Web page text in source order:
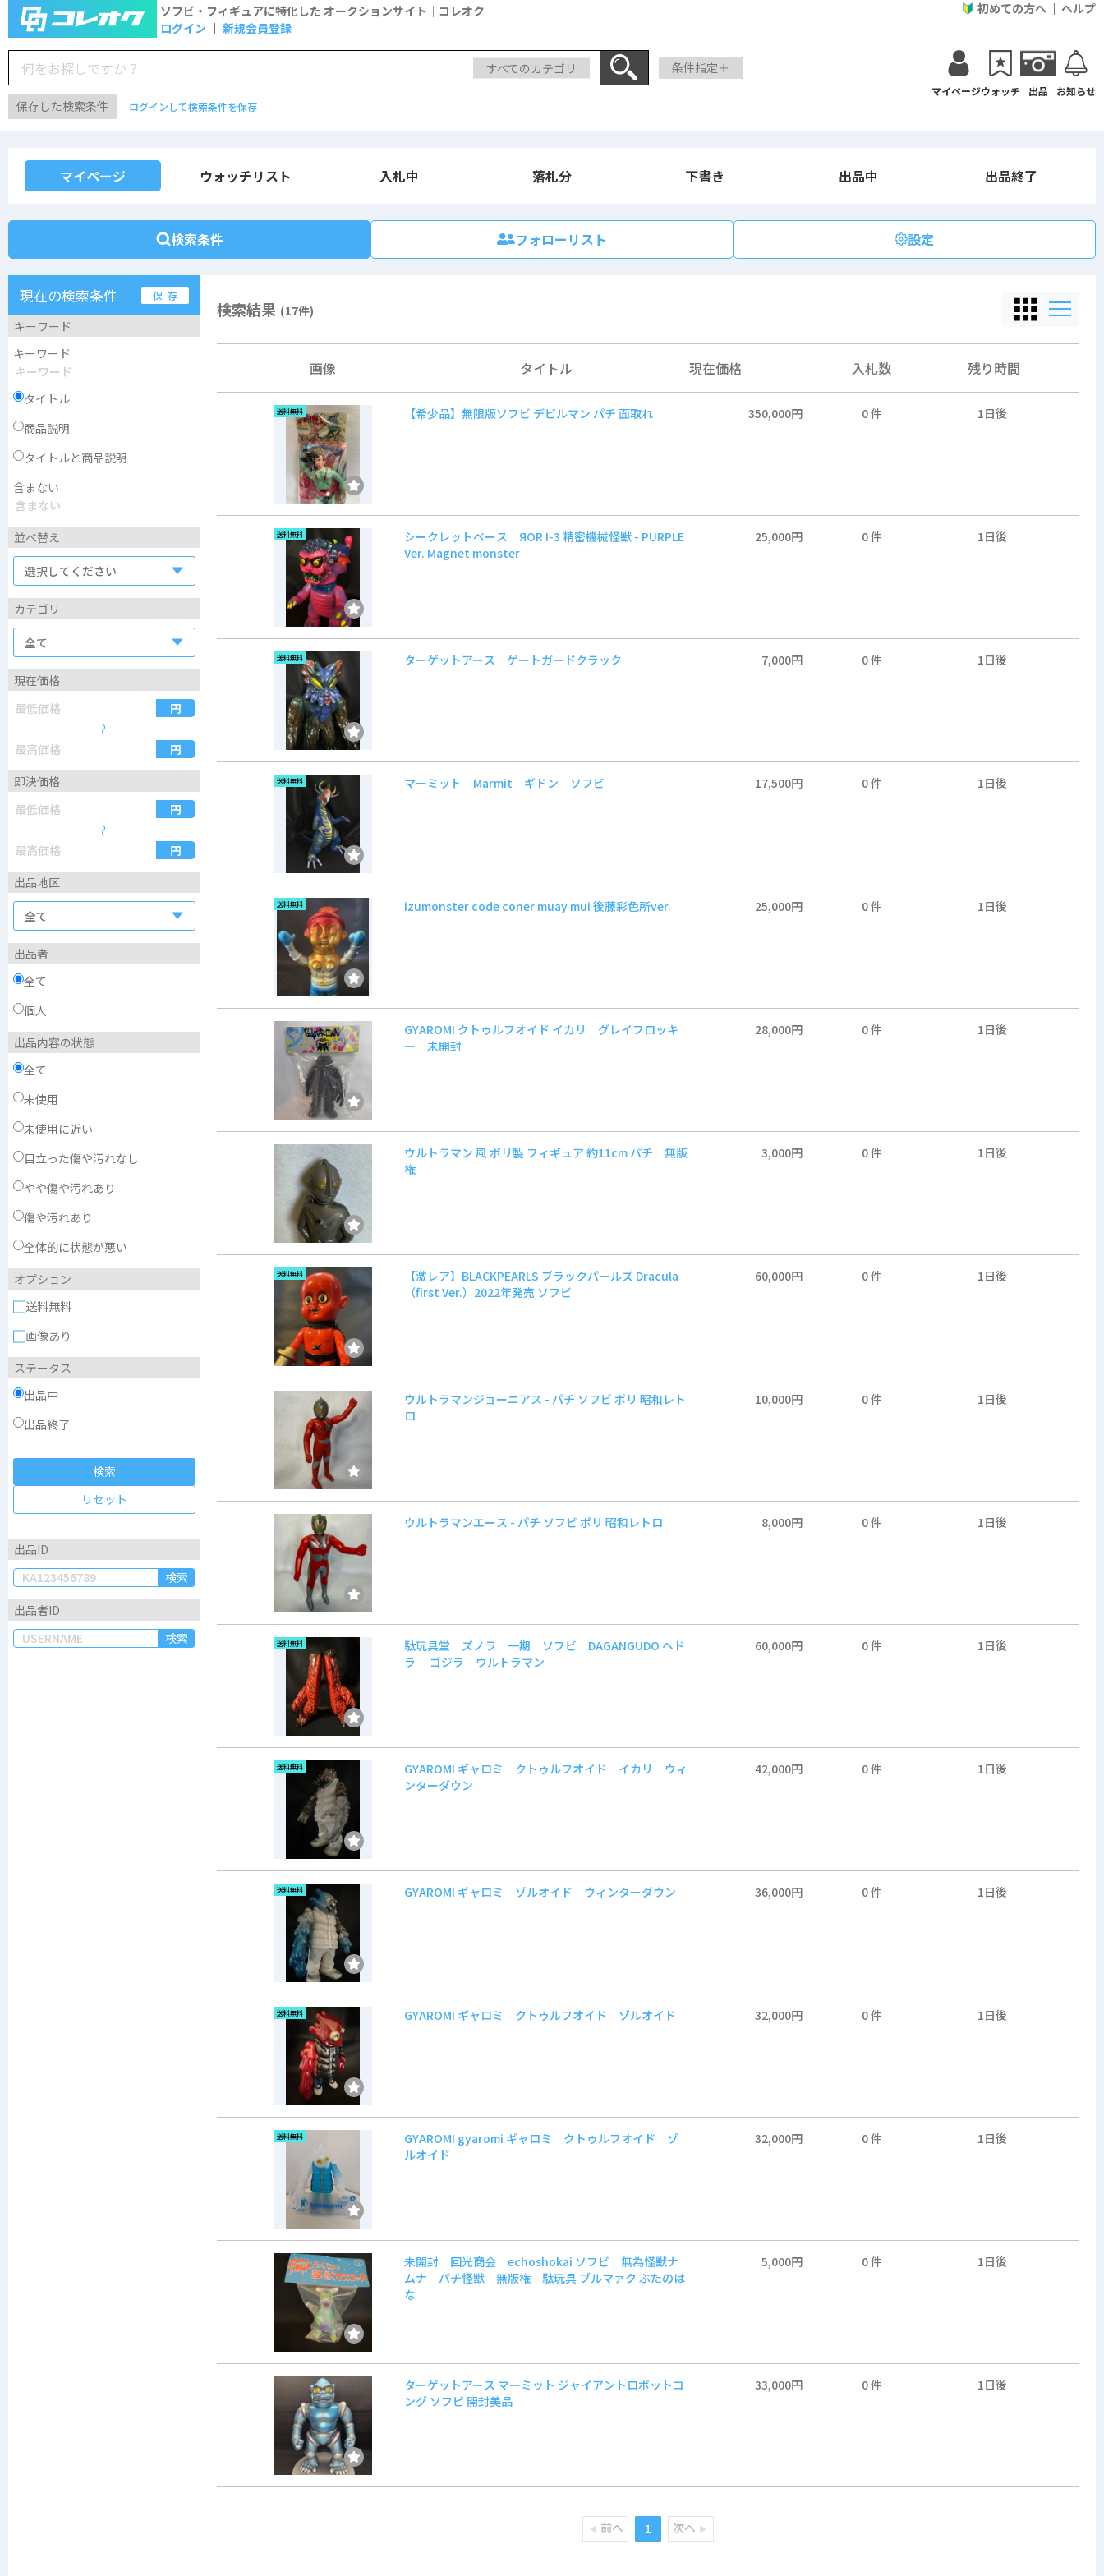
ソフビ・フィギュアに特化した オークションサイト｜コレオク
ログイン
新規会員登録
初めての方へ ヘルプ
すべてのカテゴリ 条件指定＋
保存した検索条件 ログインして検索条件を保存
マイページウォッチ 出品 お知らせ
マイページ ウォッチリスト 入札中 落札分 下書き 出品中 出品終了
検索条件 フォローリスト 設定
現在の検索条件 保 存
キーワード
キーワード
タイトル
商品説明
タイトルと商品説明
含まない
並べ替え
カテゴリ
現在価格
〜
即決価格
〜
出品地区
出品者
全て
個人
出品内容の状態
全て
未使用
未使用に近い
目立った傷や汚れなし
やや傷や汚れあり
傷や汚れあり
全体的に状態が悪い
オプション
送料無料
画像あり
ステータス
出品中
出品終了
リセット
検索
出品ID
検索
出品者ID
検索
検索結果 (17件)
画像 タイトル 現在価格 入札数 残り時間
送料無料 【希少品】無限版ソフビ デビルマン パチ 面取れ 350,000円 0 件 1日後
送料無料
シークレットベース ЯOR I-3 精密機械怪獣 - PURPLE
Ver. Magnet monster
25,000円 0 件 1日後
送料無料 ターゲットアース ゲートガードクラック 7,000円 0 件 1日後
送料無料 マーミット Marmit ギドン ソフビ 17,500円 0 件 1日後
送料無料 izumonster code coner muay mui 後藤彩色所ver. 25,000円 0 件 1日後
GYAROMI クトゥルフオイド イカリ グレイフロッキ
ー 未開封
28,000円 0 件 1日後
ウルトラマン 風 ポリ製 フィギュア 約11cm パチ 無版
権
3,000円 0 件 1日後
送料無料
【激レア】BLACKPEARLS ブラックパールズ Dracula
（first Ver.）2022年発売 ソフビ
60,000円 0 件 1日後
ウルトラマンジョーニアス - パチ ソフビ ポリ 昭和レト
ロ
10,000円 0 件 1日後
ウルトラマンエース - パチ ソフビ ポリ 昭和レトロ 8,000円 0 件 1日後
送料無料
駄玩具堂 ズノラ 一期 ソフビ DAGANGUDO ヘド
ラ ゴジラ ウルトラマン
60,000円 0 件 1日後
送料無料
GYAROMI ギャロミ クトゥルフオイド イカリ ウィ
ンターダウン
42,000円 0 件 1日後
送料無料 GYAROMI ギャロミ ゾルオイド ウィンターダウン 36,000円 0 件 1日後
送料無料 GYAROMI ギャロミ クトゥルフオイド ゾルオイド 32,000円 0 件 1日後
送料無料
GYAROMI gyaromi ギャロミ クトゥルフオイド ゾ
ルオイド
32,000円 0 件 1日後
未開封 回光商会 echoshokai ソフビ 無為怪獣ナ
ムナ パチ怪獣 無版権 駄玩具 ブルマァク ぶたのは
な
5,000円 0 件 1日後
ターゲットアース マーミット ジャイアントロボットコ
ング ソフビ 開封美品
33,000円 0 件 1日後
前へ 1 次へ